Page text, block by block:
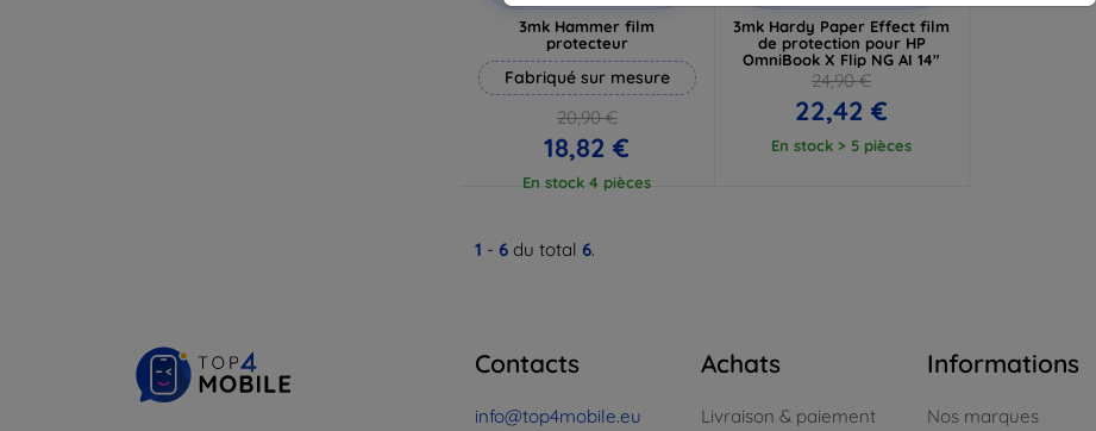
3mk Hammer film
protecteur
Fabriqué sur mesure
20,90 €
18,82 €
En stock 4 pièces
3mk Hardy Paper Effect film
de protection pour HP
OmniBook X Flip NG AI 14"
24,90 €
22,42 €
En stock > 5 pièces
1 - 6 du total 6.
Contacts
info@top4mobile.eu
Achats
Livraison & paiement
Informations
Nos marques